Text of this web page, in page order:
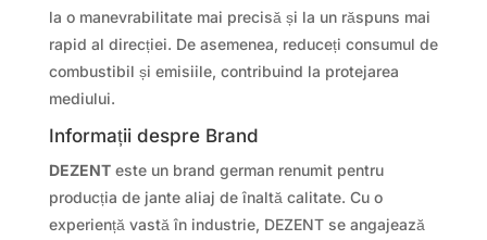
la o manevrabilitate mai precisă și la un răspuns mai
rapid al direcției. De asemenea, reduceți consumul de
combustibil și emisiile, contribuind la protejarea
mediului.
Informații despre Brand
DEZENTeste un brand german renumit pentru
producția de jante aliaj de înaltă calitate. Cu o
experiență vastă în industrie, DEZENT se angajează